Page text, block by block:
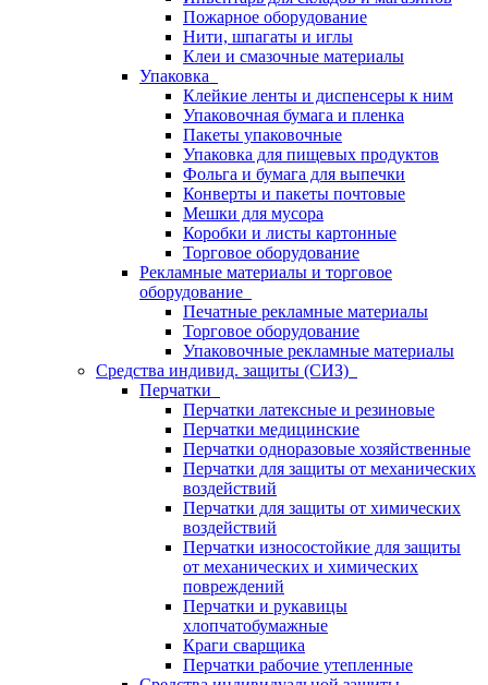
Пожарное оборудование
Нити, шпагаты и иглы
Клеи и смазочные материалы
Упаковка
Клейкие ленты и диспенсеры к ним
Упаковочная бумага и пленка
Пакеты упаковочные
Упаковка для пищевых продуктов
Фольга и бумага для выпечки
Конверты и пакеты почтовые
Мешки для мусора
Коробки и листы картонные
Торговое оборудование
Рекламные материалы и торговое
оборудование
Печатные рекламные материалы
Торговое оборудование
Упаковочные рекламные материалы
Средства индивид. защиты (СИЗ)
Перчатки
Перчатки латексные и резиновые
Перчатки медицинские
Перчатки одноразовые хозяйственные
Перчатки для защиты от механических
воздействий
Перчатки для защиты от химических
воздействий
Перчатки износостойкие для защиты
от механических и химических
повреждений
Перчатки и рукавицы
хлопчатобумажные
Краги сварщика
Перчатки рабочие утепленные